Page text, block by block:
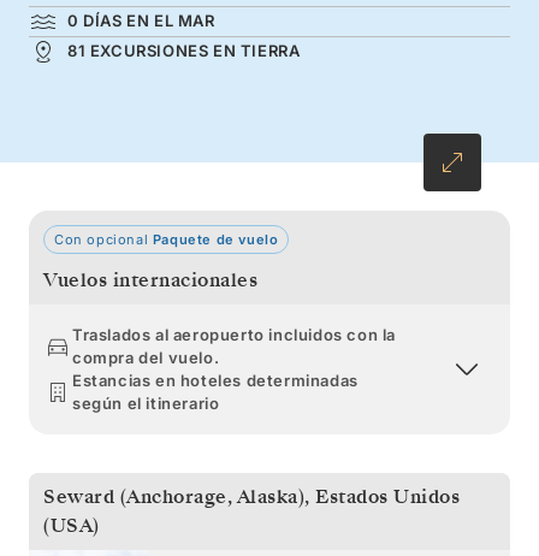
focas y águilas calvas. Reviva la emoción de la
Fiebre del Oro en Skagway antes de navegar
conducen a Vancouver.
0 DÍAS EN EL MAR
81 EXCURSIONES EN TIERRA
Con opcional Paquete de vuelo
Vuelos internacionales
Traslados al aeropuerto incluidos con la
compra del vuelo.
Estancias en hoteles determinadas
según el itinerario
Seward (Anchorage, Alaska), Estados Unidos
(USA)